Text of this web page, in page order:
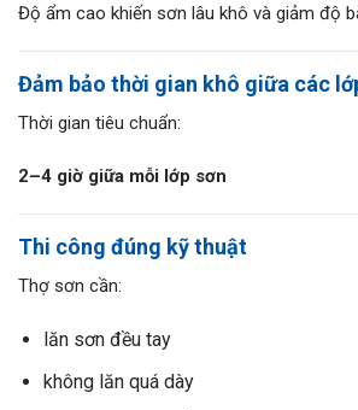
Độ ẩm cao khiến sơn lâu khô và giảm độ
Đảm bảo thời gian khô giữa các
Thời gian tiêu chuẩn:
2–4 giờ giữa mỗi lớp sơn
Thi công đúng kỹ thuật
Thợ sơn cần:
lăn sơn đều tay
không lăn quá dày